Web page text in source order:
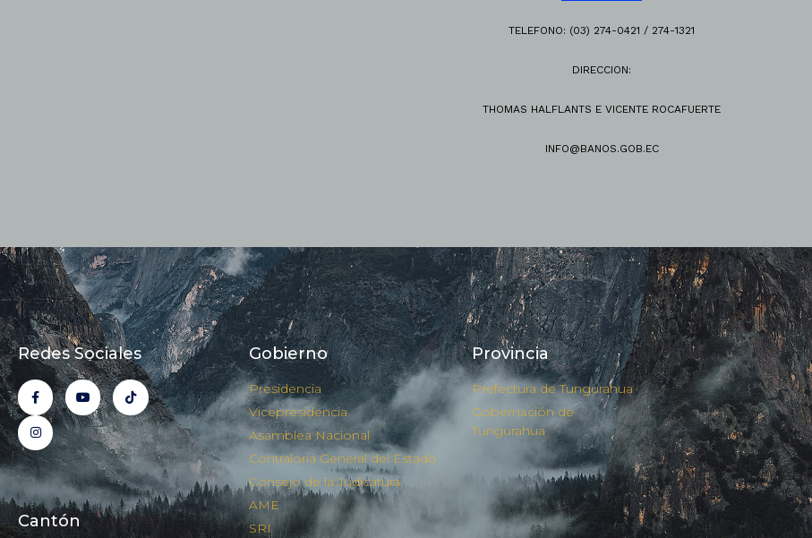
TELEFONO: (03) 274-0421 / 274-1321
DIRECCION:
THOMAS HALFLANTS E VICENTE ROCAFUERTE
INFO@BANOS.GOB.EC
Redes Sociales
Cantón
Gobierno
Presidencia
Vicepresidencia
Asamblea Nacional
Contraloria General del Estado
Consejo de la Judicatura
AME
SRI
Provincia
Prefectura de Tungurahua
Gobernación de
Tungurahua